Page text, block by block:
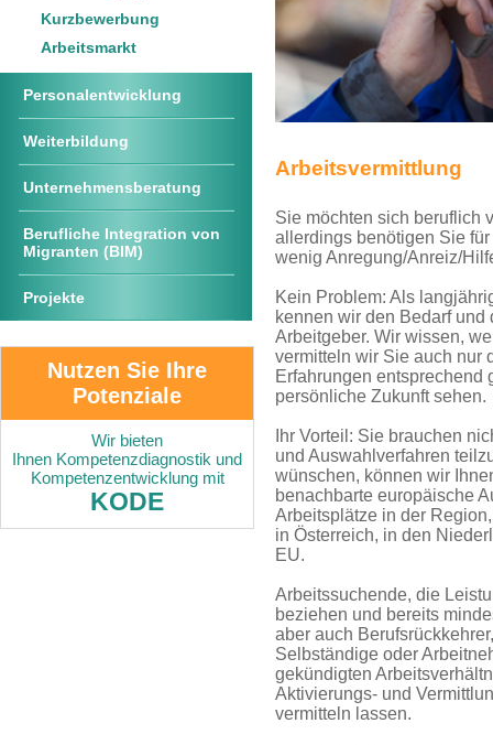
Kurzbewerbung
Arbeitsmarkt
Personalentwicklung
Weiterbildung
Unternehmensberatung
Berufliche Integration von
Migranten (BIM)
Projekte
Nutzen Sie Ihre
Potenziale
Wir bieten
Ihnen Kompetenzdiagnostik und
Kompetenzentwicklung mit
KODE
Arbeitsvermittlung
Sie möchten sich beruflich
allerdings benötigen Sie
wenig Anregung/Anreiz/
Kein Problem: Als
kennen wir den Bedarf
Arbeitgeber. Wir wissen,
vermitteln wir Sie auch nur
Erfahrungen entsprechend
persönliche Zukunft sehen.
Ihr Vorteil: Sie brauchen
und Auswahlverfahren
wünschen, können wir
benachbarte europäische
Arbeitsplätze in der
in Österreich, in den
EU.
Arbeitssuchende, die
beziehen und bereits
aber auch
Selbständige oder
gekündigten
Aktivierungs- und
vermitteln lassen.